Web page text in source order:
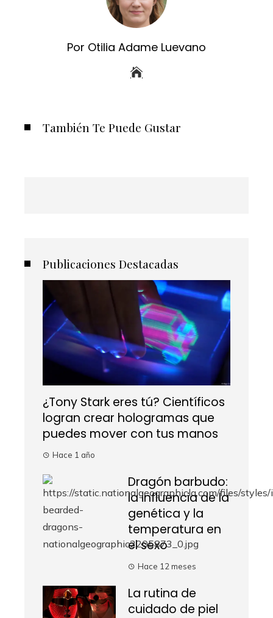
Por Otilia Adame Luevano
También Te Puede Gustar
Publicaciones Destacadas
¿Tony Stark eres tú? Científicos
logran crear hologramas que
puedes mover con tus manos
Hace 1 año
Dragón barbudo:
la influencia de la
genética y la
temperatura en
el sexo
Hace 12 meses
La rutina de
cuidado de piel